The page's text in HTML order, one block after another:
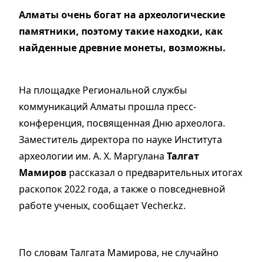
Алматы очень богат на археологические
памятники, поэтому такие находки, как
найденные древние монеты, возможны.
На площадке Региональной службы
коммуникаций Алматы прошла пресс-
конференция, посвященная Дню археолога.
Заместитель директора по науке Института
археологии им. А. Х. Маргулана Талгат
Мамиров рассказал о предварительных итогах
раскопок 2022 года, а также о повседневной
работе ученых, сообщает Vecher.kz.
По словам Талгата Мамирова, не случайно